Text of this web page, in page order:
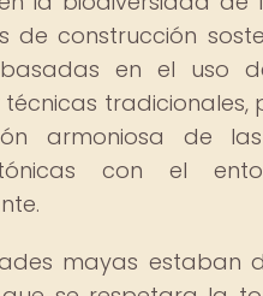
de construcción
en el uso
técnicas tradicionales,
armoniosa de
con el
mayas estaban